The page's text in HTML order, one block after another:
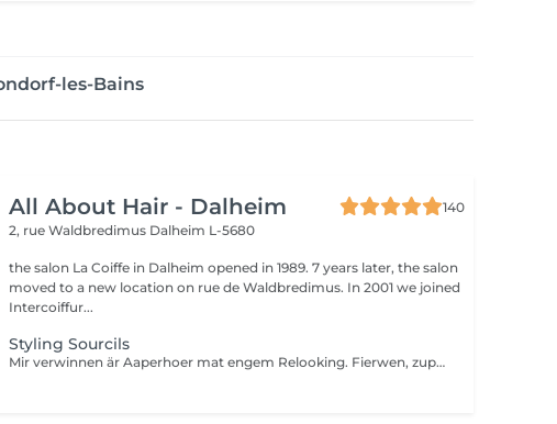
les-Bains
All About Hair - Dalheim
140
2, rue Waldbredimus Dalheim L-5680
the salon La Coiffe in Dalheim opened in 1989. 7 years later, the salon
moved to a new location on rue de Waldbredimus. In 2001 we joined
Intercoiffur...
Styling Sourcils
Mir verwinnen är Aaperhoer mat engem Relooking. Fierwen, zupfen an stylen. Vielleicht hudd dir io och Loscht se zeliften?